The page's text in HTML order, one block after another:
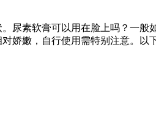
尿素软膏可以用在脸上吗？一般
娇嫩，自行使用需特别注意。以